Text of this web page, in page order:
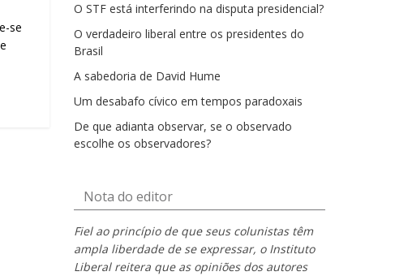
se
O STF está interferindo na disputa presidencial?
O verdadeiro liberal entre os presidentes do
Brasil
A sabedoria de David Hume
Um desabafo cívico em tempos paradoxais
De que adianta observar, se o observado
escolhe os observadores?
Nota do editor
Fiel ao princípio de que seus colunistas têm
ampla liberdade de se expressar, o Instituto
Liberal reitera que as opiniões dos autores